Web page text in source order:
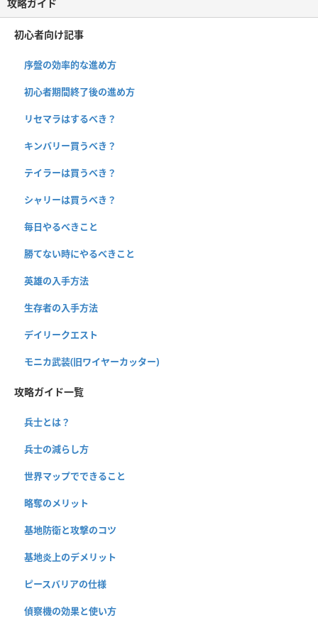
攻略ガイド
初心者向け記事
序盤の効率的な進め方
初心者期間終了後の進め方
リセマラはするべき？
キンバリー買うべき？
テイラーは買うべき？
シャリーは買うべき？
毎日やるべきこと
勝てない時にやるべきこと
英雄の入手方法
生存者の入手方法
デイリークエスト
モニカ武装(旧ワイヤーカッター)
攻略ガイド一覧
兵士とは？
兵士の減らし方
世界マップでできること
略奪のメリット
基地防衛と攻撃のコツ
基地炎上のデメリット
ピースバリアの仕様
偵察機の効果と使い方